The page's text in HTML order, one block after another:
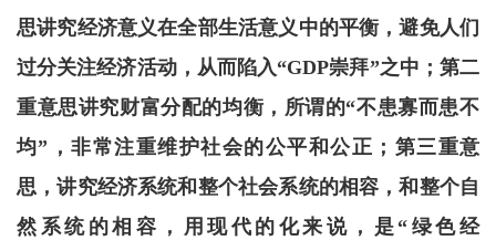
思讲究经济意义在全部生活意义中的平衡，避免人们
过分关注经济活动，从而陷入“GDP崇拜”之中；第二
重意思讲究财富分配的均衡，所谓的“不患寡而患不
均”，非常注重维护社会的公平和公正；第三重意
思，讲究经济系统和整个社会系统的相容，和整个自
然系统的相容，用现代的化来说，是“绿色经